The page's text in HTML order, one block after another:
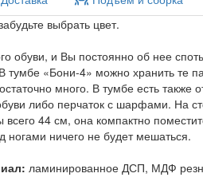
выбрать цвет.
обуви, и Вы постоянно об нее
тумбе «Бони-4» можно хранить те
много. В тумбе есть
либо перчаток с шарфами. На
всего 44 см, она компактно
ногами ничего не будет мешаться.
ламинированное ДСП, МДФ